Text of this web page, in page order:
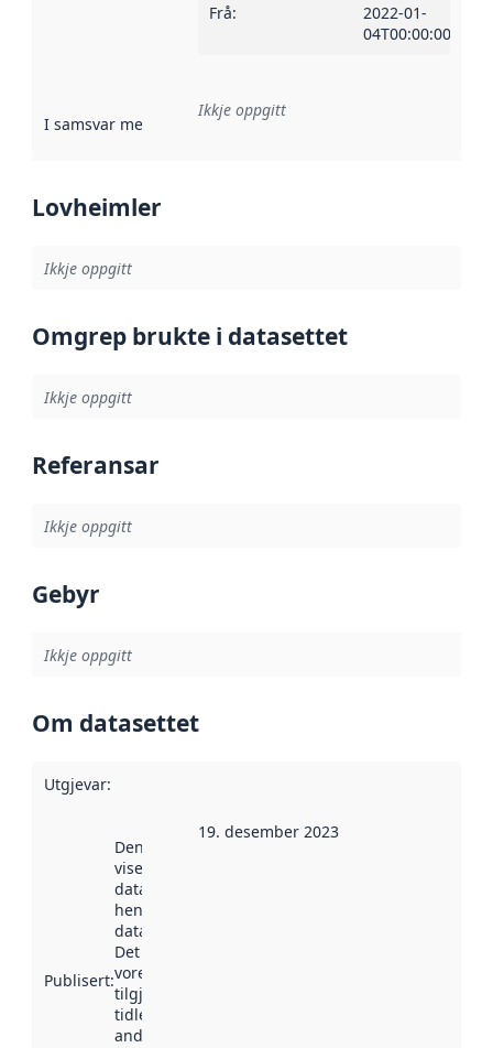
Frå:
2022-01-
04T00:00:00Z
I samsvar med Referanse til ei implementeringsregel eller
Ikkje oppgitt
Lovheimler
Ikkje oppgitt
Omgrep brukte i datasettet
Ikkje oppgitt
Referansar
Ikkje oppgitt
Gebyr
Ikkje oppgitt
Om datasettet
Utgjevar:
Publisert:
Denne datoen
viser når
datasettet vart
henta inn av
data.norge.no.
Det kan ha
vore
tilgjengeleg
tidlegare
andre stader.
19. desember 2023